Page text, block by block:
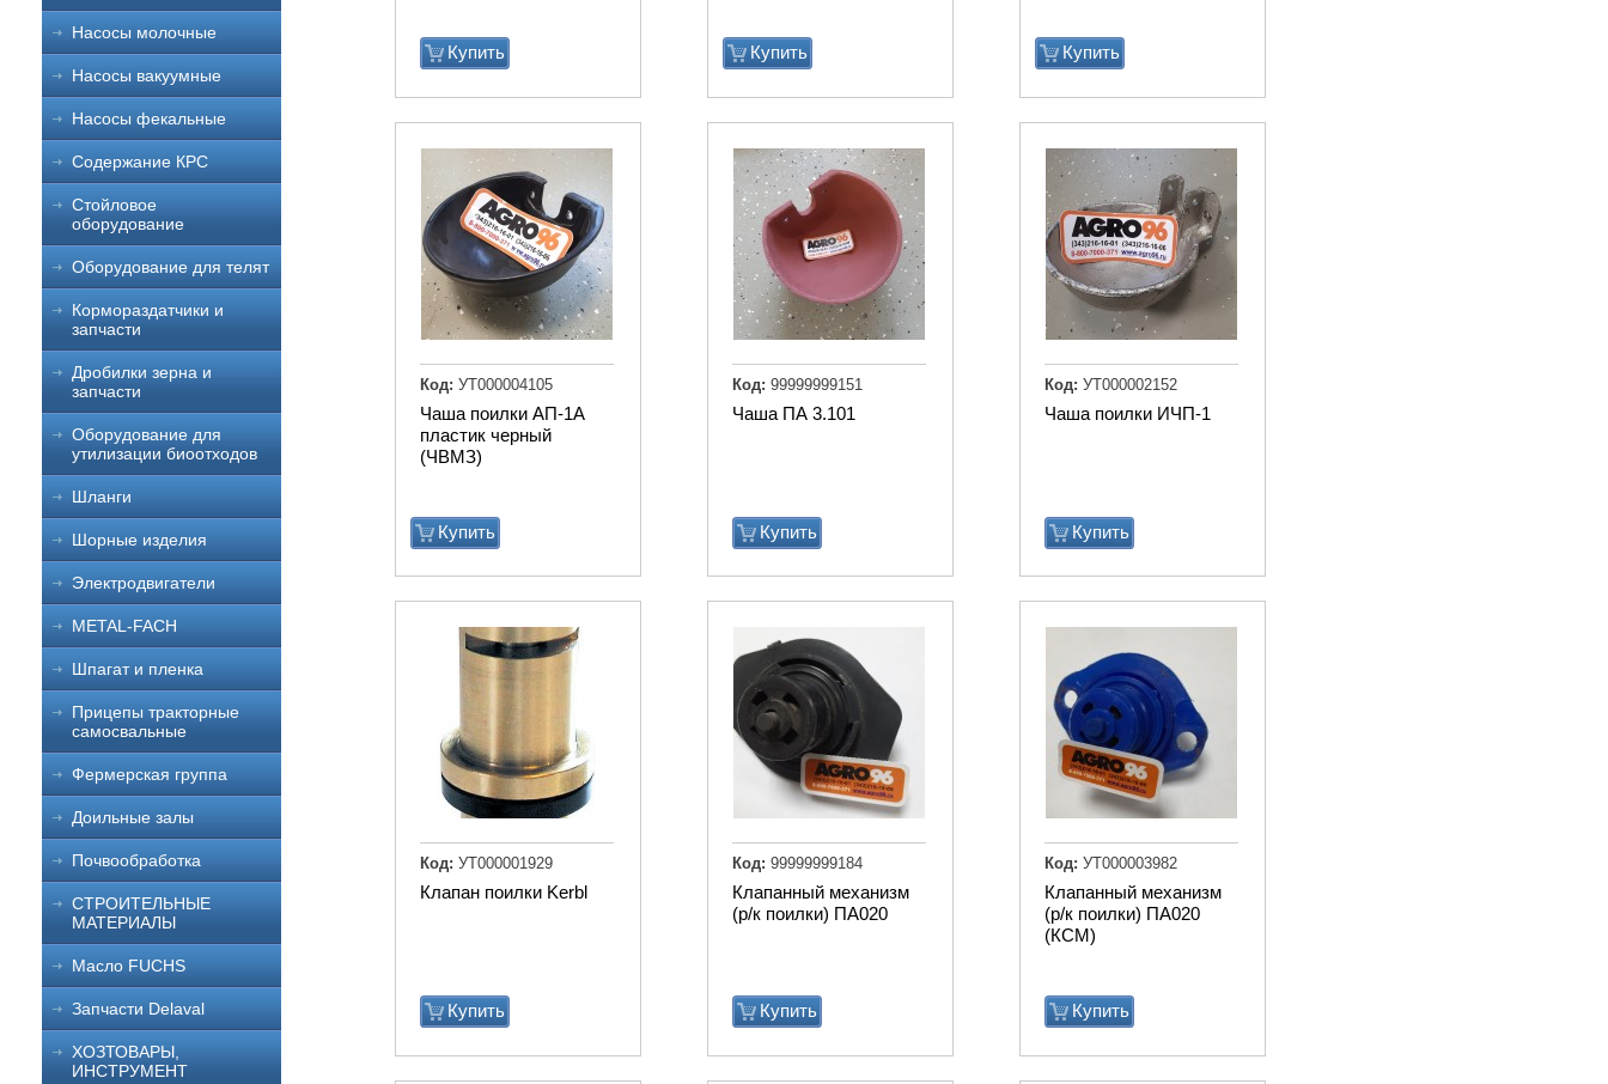
Насосы молочные
Насосы вакуумные
Насосы фекальные
Содержание КРС
Стойловое
оборудование
Оборудование для телят
Кормораздатчики и
запчасти
Дробилки зерна и
запчасти
Оборудование для
утилизации биоотходов
Шланги
Шорные изделия
Электродвигатели
METAL-FACH
Шпагат и пленка
Прицепы тракторные
самосвальные
Фермерская группа
Доильные залы
Почвообработка
СТРОИТЕЛЬНЫЕ
МАТЕРИАЛЫ
Масло FUCHS
Запчасти Delaval
ХОЗТОВАРЫ,
ИНСТРУМЕНТ
Купить Купить Купить
Чаша поилки АП-1А
пластик черный
(ЧВМЗ)
Купить
Код: УТ000004105
Чаша ПА 3.101
Купить
Код: 99999999151
Чаша поилки ИЧП-1
Купить
Код: УТ000002152
Клапан поилки Kerbl
Купить
Код: УТ000001929
Клапанный механизм
(р/к поилки) ПА020
Купить
Код: 99999999184
Клапанный механизм
(р/к поилки) ПА020
(КСМ)
Купить
Код: УТ000003982